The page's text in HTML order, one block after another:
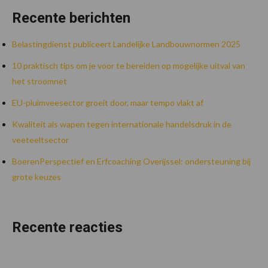
Recente berichten
Belastingdienst publiceert Landelijke Landbouwnormen 2025
10 praktisch tips om je voor te bereiden op mogelijke uitval van
het stroomnet
EU-pluimveesector groeit door, maar tempo vlakt af
Kwaliteit als wapen tegen internationale handelsdruk in de
veeteeltsector
BoerenPerspectief en Erfcoaching Overijssel: ondersteuning bij
grote keuzes
Recente reacties